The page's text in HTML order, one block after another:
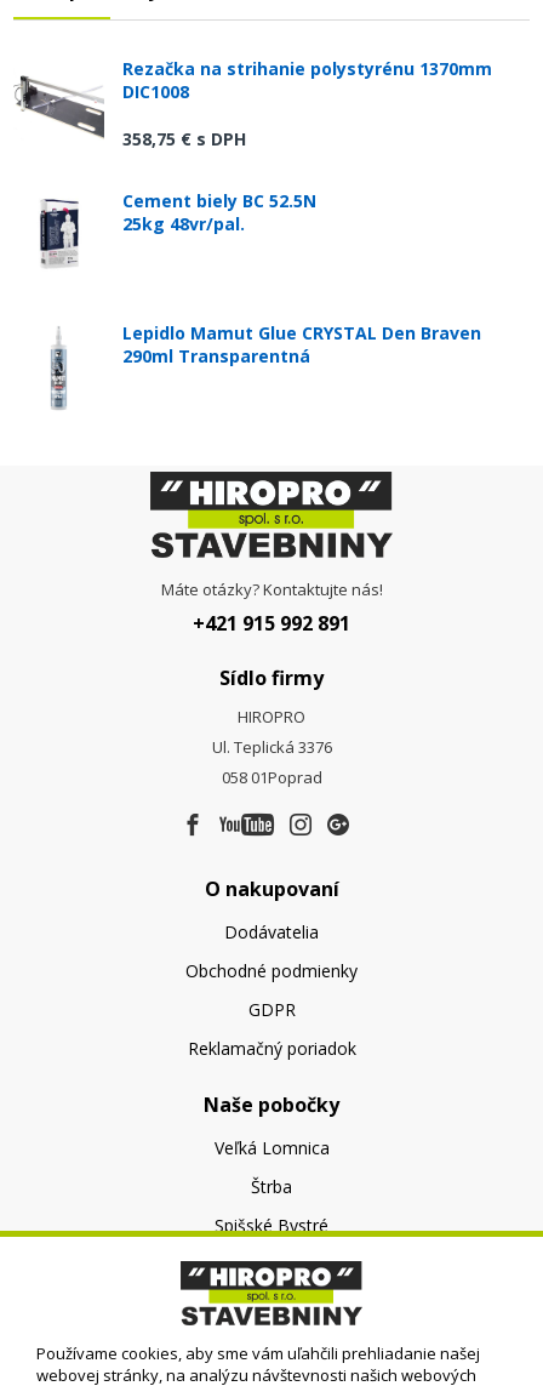
Rezačka na strihanie polystyrénu 1370mm
DIC1008
358,75 € s DPH
Cement biely BC 52.5N
25kg 48vr/pal.
Lepidlo Mamut Glue CRYSTAL Den Braven
290ml Transparentná
Máte otázky? Kontaktujte nás!
+421 915 992 891
Sídlo firmy
HIROPRO
Ul. Teplická 3376
058 01Poprad
O nakupovaní
Dodávatelia
Obchodné podmienky
GDPR
Reklamačný poriadok
Naše pobočky
Veľká Lomnica
Štrba
Spišské Bystré
O nás
O spoločnosti
Kontakt
Používame cookies, aby sme vám uľahčili prehliadanie našej
webovej stránky, na analýzu návštevnosti našich webových